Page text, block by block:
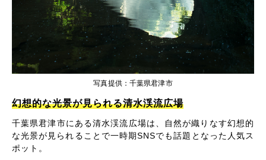
写真提供：千葉県君津市
幻想的な光景が見られる清水渓流広場
千葉県君津市にある清水渓流広場は、自然が織りなす幻想的
な光景が見られることで一時期SNSでも話題となった人気ス
ポット。